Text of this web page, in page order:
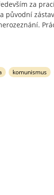
za
původní
komunismus